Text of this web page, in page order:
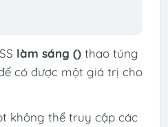
làm sáng ()thao túng
có được một giá trị cho
không thể truy cập các